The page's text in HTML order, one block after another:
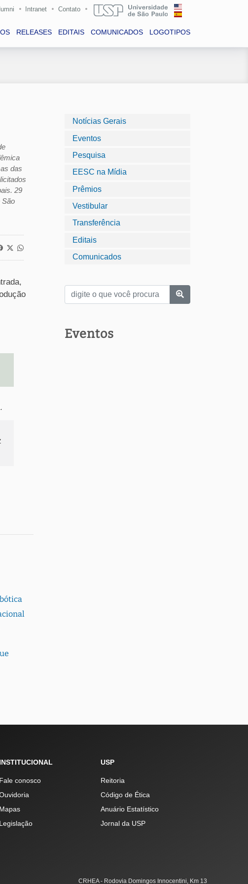
Intranet Contato
RELEASES EDITAIS COMUNICADOS LOGOTIPOS
das
29
São
Notícias Gerais
Eventos
Pesquisa
EESC na Mídia
Prêmios
Vestibular
Transferência
Editais
Comunicados
Eventos
INSTITUCIONAL
Fale conosco
Mapas
Legislação
USP
Reitoria
Código de Ética
Anuário Estatístico
Jornal da USP
CRHEA - Rodovia Domingos Innocentini, Km 13